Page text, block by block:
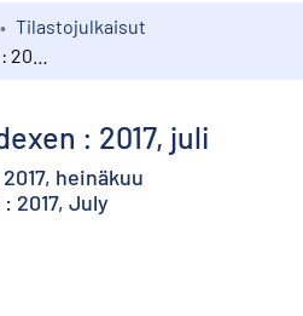
Tilastojulkaisut
: 2017, juli
heinäkuu
2017, July